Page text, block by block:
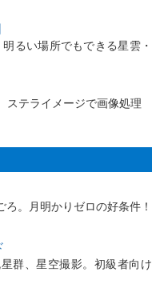
るい場所でもできる星雲・
ステライメージで画像処理
。月明かりゼロの好条件！
群、星空撮影。初級者向け